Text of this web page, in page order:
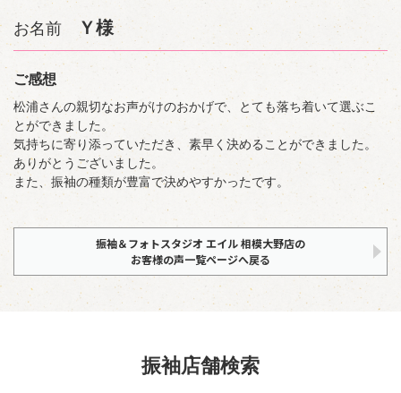
お名前 Ｙ様
ご感想
松浦さんの親切なお声がけのおかげで、とても落ち着いて選ぶこ
とができました。
気持ちに寄り添っていただき、素早く決めることができました。
ありがとうございました。
また、振袖の種類が豊富で決めやすかったです。
振袖＆フォトスタジオ エイル 相模大野店の
お客様の声一覧ページへ戻る
振袖店舗検索